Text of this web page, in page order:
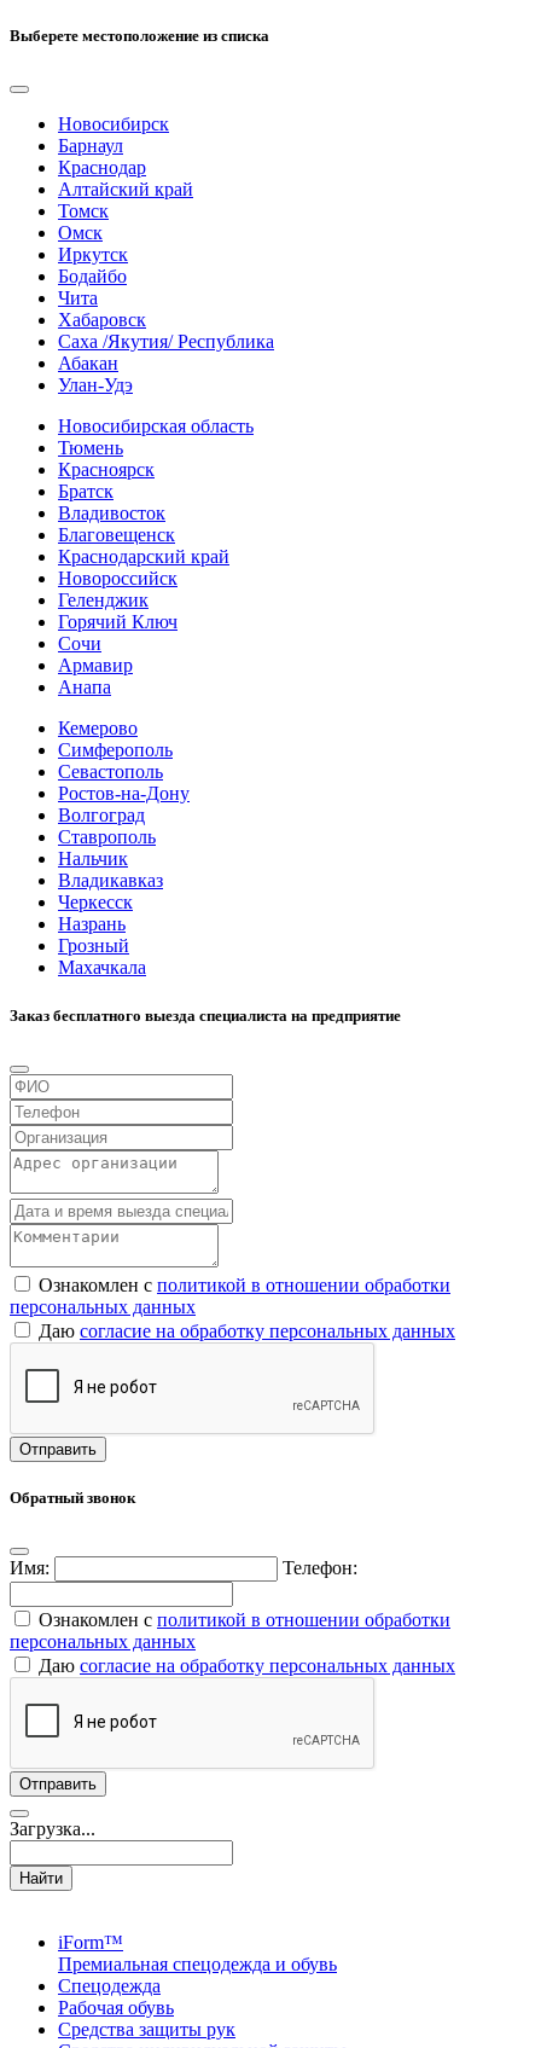
Выберете местоположение из списка
Новосибирск
Барнаул
Краснодар
Алтайский край
Томск
Омск
Иркутск
Бодайбо
Чита
Хабаровск
Саха /Якутия/ Республика
Абакан
Улан-Удэ
Новосибирская область
Тюмень
Красноярск
Братск
Владивосток
Благовещенск
Краснодарский край
Новороссийск
Геленджик
Горячий Ключ
Сочи
Армавир
Анапа
Кемерово
Симферополь
Севастополь
Ростов-на-Дону
Волгоград
Ставрополь
Нальчик
Владикавказ
Черкесск
Назрань
Грозный
Махачкала
Заказ бесплатного выезда специалиста на предприятие
Ознакомлен с политикой в отношении обработки
персональных данных
Даю согласие на обработку персональных данных
Обратный звонок
Имя: Телефон:
Ознакомлен с политикой в отношении обработки
персональных данных
Даю согласие на обработку персональных данных
Загрузка...
Найти
iForm™
Премиальная спецодежда и обувь
Спецодежда
Рабочая обувь
Средства защиты рук